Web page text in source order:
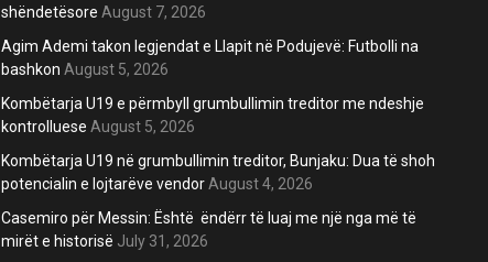
shëndetësore August 7, 2026
Agim Ademi takon legjendat e Llapit në Podujevë: Futbolli na
bashkon August 5, 2026
Kombëtarja U19 e përmbyll grumbullimin treditor me ndeshje
kontrolluese August 5, 2026
Kombëtarja U19 në grumbullimin treditor, Bunjaku: Dua të shoh
potencialin e lojtarëve vendorAugust 4, 2026
Casemiro për Messin: Është ëndërr të luaj me një nga më të
mirët e historisë July 31, 2026